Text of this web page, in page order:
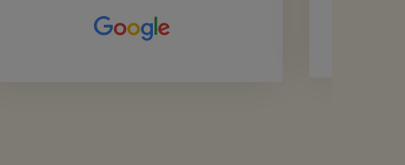
do wystroju wnętrza... Się znajdzie
na bank 🙂